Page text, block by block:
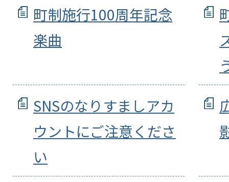
町制施行100周年記念
楽曲
SNSのなりすましアカ
ウントにご注意くださ
い